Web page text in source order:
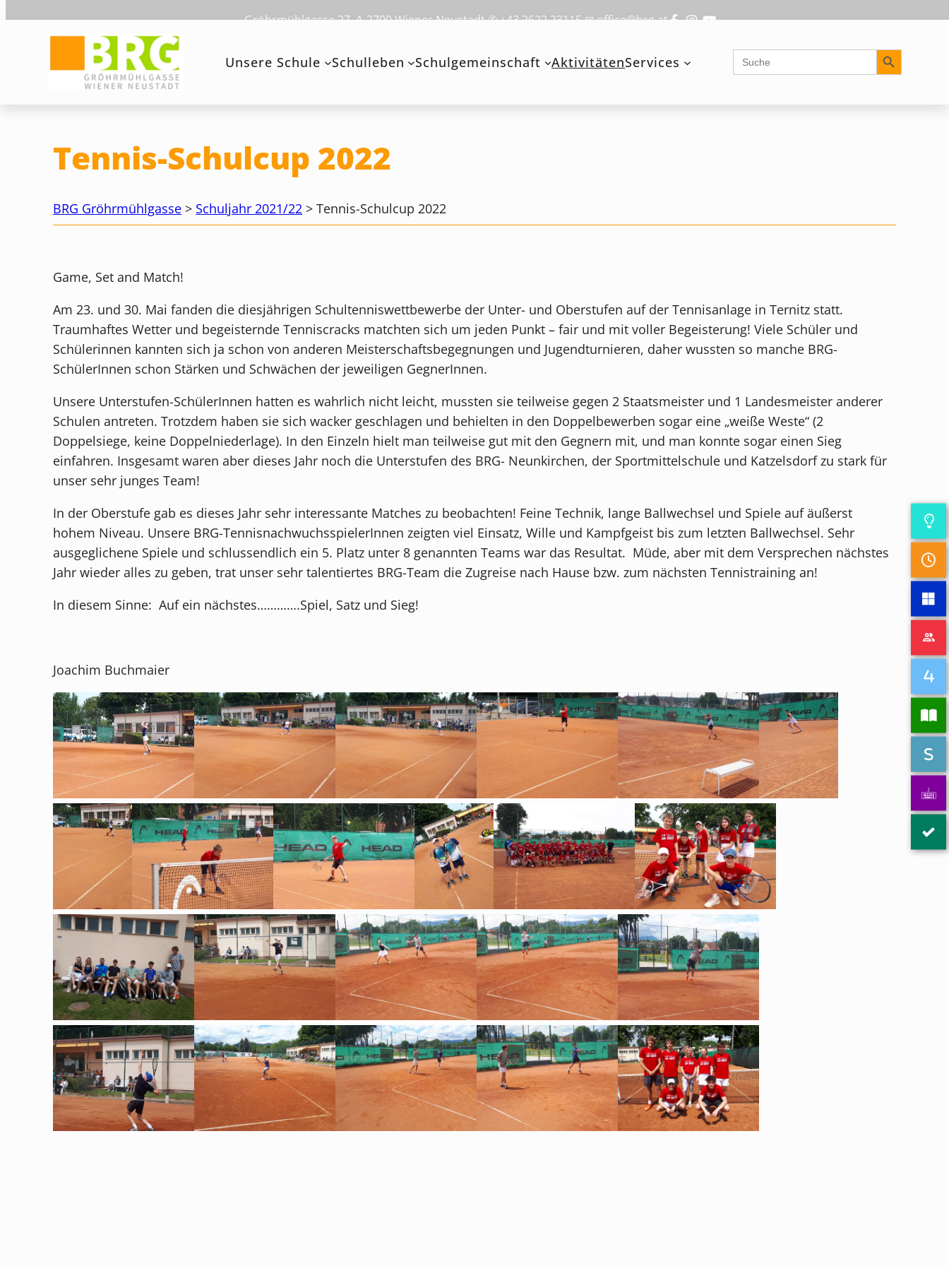
Gröhrmühlgasse 27, A-2700 Wiener Neustadt ✆ +43 2622 23115 ✉ office@brg.at
Unsere Schule Schulleben Schulgemeinschaft AktivitätenServices Search
for:
Search Button
Tennis-Schulcup 2022
BRG Gröhrmühlgasse > Schuljahr 2021/22 >Tennis-Schulcup 2022
Game, Set and Match!
Am 23. und 30. Mai fanden die diesjährigen Schultenniswettbewerbe der Unter- und Oberstufen auf der Tennisanlage in Ternitz statt.
Traumhaftes Wetter und begeisternde Tenniscracks matchten sich um jeden Punkt – fair und mit voller Begeisterung! Viele Schüler und
Schülerinnen kannten sich ja schon von anderen Meisterschaftsbegegnungen und Jugendturnieren, daher wussten so manche BRG-
SchülerInnen schon Stärken und Schwächen der jeweiligen GegnerInnen.
Unsere Unterstufen-SchülerInnen hatten es wahrlich nicht leicht, mussten sie teilweise gegen 2 Staatsmeister und 1 Landesmeister anderer
Schulen antreten. Trotzdem haben sie sich wacker geschlagen und behielten in den Doppelbewerben sogar eine „weiße Weste“ (2
Doppelsiege, keine Doppelniederlage). In den Einzeln hielt man teilweise gut mit den Gegnern mit, und man konnte sogar einen Sieg
einfahren. Insgesamt waren aber dieses Jahr noch die Unterstufen des BRG- Neunkirchen, der Sportmittelschule und Katzelsdorf zu stark für
unser sehr junges Team!
In der Oberstufe gab es dieses Jahr sehr interessante Matches zu beobachten! Feine Technik, lange Ballwechsel und Spiele auf äußerst
hohem Niveau. Unsere BRG-TennisnachwuchsspielerInnen zeigten viel Einsatz, Wille und Kampfgeist bis zum letzten Ballwechsel. Sehr
ausgeglichene Spiele und schlussendlich ein 5. Platz unter 8 genannten Teams war das Resultat. Müde, aber mit dem Versprechen nächstes
Jahr wieder alles zu geben, trat unser sehr talentiertes BRG-Team die Zugreise nach Hause bzw. zum nächsten Tennistraining an!
In diesem Sinne: Auf ein nächstes………….Spiel, Satz und Sieg!
Joachim Buchmaier